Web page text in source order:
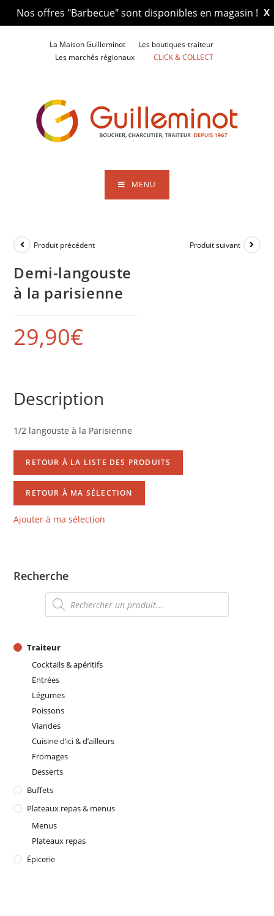
X
Nos offres "Barbecue" sont disponibles en magasin !
La Maison Guilleminot
Les boutiques-traiteur
Les marchés régionaux
CLICK & COLLECT
MENU
Produit précédent Produit suivant
Demi-langouste
à la parisienne
29,90€
Description
1/2 langouste à la Parisienne
RETOUR À LA LISTE DES PRODUITS
RETOUR À MA SÉLECTION
Ajouter à ma sélection
Recherche
Recherche
de
produits
Traiteur
Cocktails & apéritifs
Entrées
Légumes
Poissons
Viandes
Cuisine d’ici & d’ailleurs
Fromages
Desserts
Buffets
Plateaux repas & menus
Menus
Plateaux repas
Épicerie